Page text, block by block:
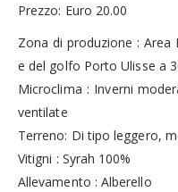
Prezzo: Euro 20.00
Zona di produzione : Area
e del golfo Porto Ulisse a
Microclima : Inverni
ventilate
Terreno: Di tipo leggero,
Vitigni : Syrah 100%
Allevamento : Alberello